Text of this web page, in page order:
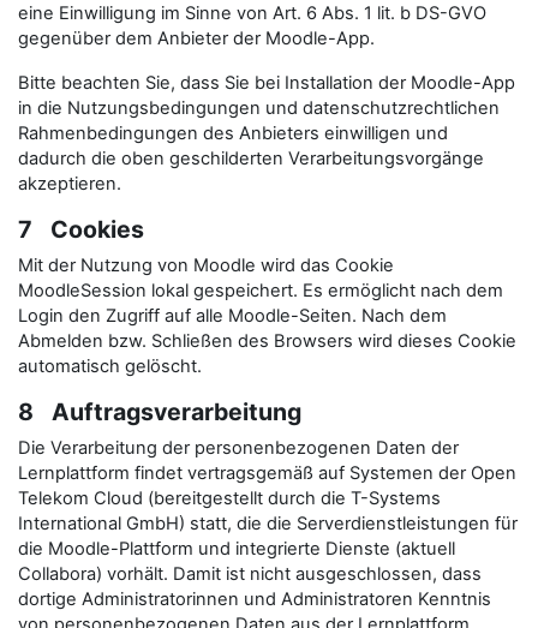
eine Einwilligung im Sinne von Art. 6 Abs. 1 lit. b DS-GVO
gegenüber dem Anbieter der Moodle-App.
Bitte beachten Sie, dass Sie bei Installation der Moodle-App
in die Nutzungsbedingungen und datenschutzrechtlichen
Rahmenbedingungen des Anbieters einwilligen und
dadurch die oben geschilderten Verarbeitungsvorgänge
akzeptieren.
7 Cookies
Mit der Nutzung von Moodle wird das Cookie
MoodleSession lokal gespeichert. Es ermöglicht nach dem
Login den Zugriff auf alle Moodle-Seiten. Nach dem
Abmelden bzw. Schließen des Browsers wird dieses Cookie
automatisch gelöscht.
8 Auftragsverarbeitung
Die Verarbeitung der personenbezogenen Daten der
Lernplattform findet vertragsgemäß auf Systemen der Open
Telekom Cloud (bereitgestellt durch die T-Systems
International GmbH) statt, die die Serverdienstleistungen für
die Moodle-Plattform und integrierte Dienste (aktuell
Collabora) vorhält. Damit ist nicht ausgeschlossen, dass
dortige Administratorinnen und Administratoren Kenntnis